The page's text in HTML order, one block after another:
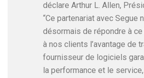
déclare Arthur L. Allen,
“Ce partenariat avec Segue
désormais de répondre à
à nos clients l’avantage de
fournisseur de logiciels
la performance et le